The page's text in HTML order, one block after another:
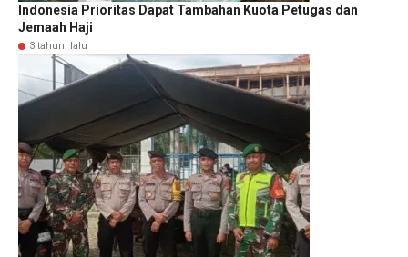
Indonesia Prioritas Dapat Tambahan Kuota Petugas dan
Jemaah Haji
3 tahun lalu